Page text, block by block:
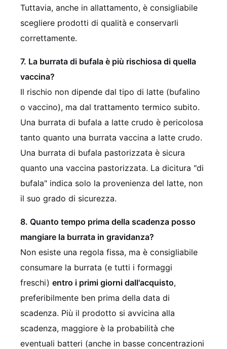
Tuttavia, anche in allattamento, è consigliabile
scegliere prodotti di qualità e conservarli
correttamente.
7. La burrata di bufala è più rischiosa di quella
vaccina?
Il rischio non dipende dal tipo di latte (bufalino
o vaccino), ma dal trattamento termico subito.
Una burrata di bufala a latte crudo è pericolosa
tanto quanto una burrata vaccina a latte crudo.
Una burrata di bufala pastorizzata è sicura
quanto una vaccina pastorizzata. La dicitura "di
bufala" indica solo la provenienza del latte, non
il suo grado di sicurezza.
8. Quanto tempo prima della scadenza posso
mangiare la burrata in gravidanza?
Non esiste una regola fissa, ma è consigliabile
consumare la burrata (e tutti i formaggi
freschi) entro i primi giorni dall'acquisto,
preferibilmente ben prima della data di
scadenza. Più il prodotto si avvicina alla
scadenza, maggiore è la probabilità che
eventuali batteri (anche in basse concentrazioni